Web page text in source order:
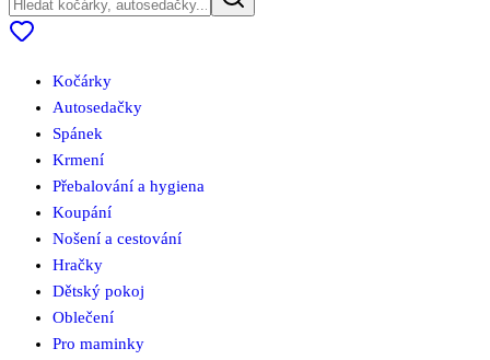
Kočárky
Autosedačky
Spánek
Krmení
Přebalování a hygiena
Koupání
Nošení a cestování
Hračky
Dětský pokoj
Oblečení
Pro maminky